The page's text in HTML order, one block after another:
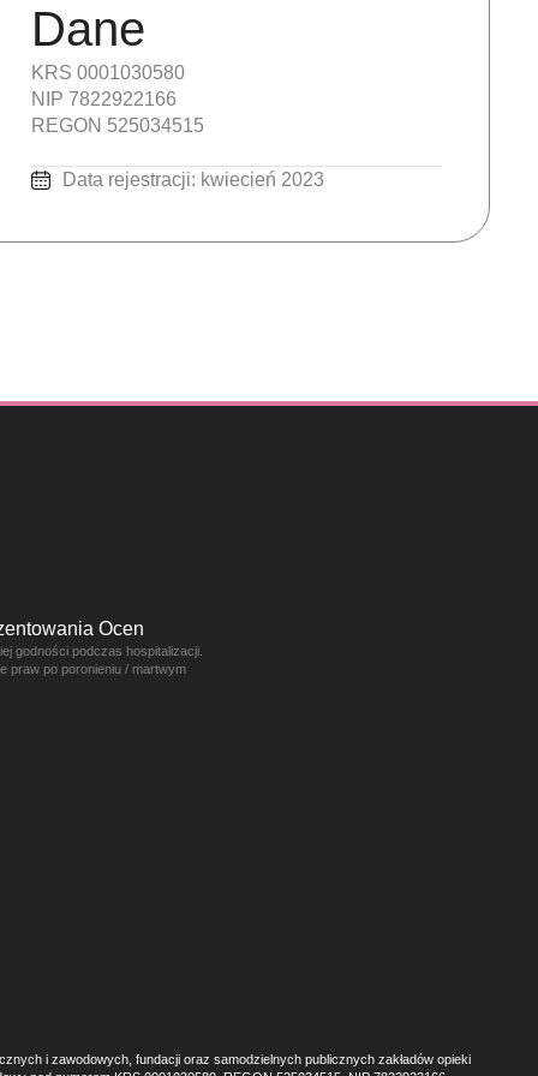
Dane
KRS 0001030580
NIP 7822922166
REGON 525034515
Data rejestracji: kwiecień 2023
Ocen
godności podczas hospitalizacji.
praw po poronieniu / martwym
i zawodowych, fundacji oraz samodzielnych publicznych zakładów opieki